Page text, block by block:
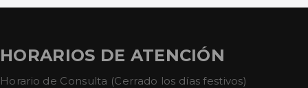
HORARIOS DE ATENCIÓN
Horario de Consulta (Cerrado los días festivos)